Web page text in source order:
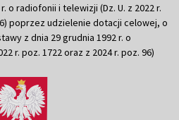
o radiofonii i telewizji (Dz. U. z 2022 r.
poprzez udzielenie dotacji celowej, o
z dnia 29 grudnia 1992 r. o
r. poz. 1722 oraz z 2024 r. poz. 96)